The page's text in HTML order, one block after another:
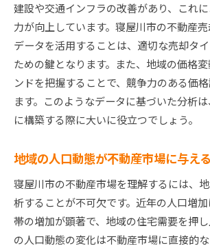
不動産価格に影響を与える経
政策変化が市場に与える影響と
今後の不動産価格変動予測と戦
競合との差別化戦略に役立つ市
地域の発展計画が価格に与える
寝屋川市不動産売却で失敗しないた
避けるべき共通の失敗事例とそ
売却プロセスでの法律的ミス
買手への誤った印象を与えな
売却時期の選定で失敗しない
契約時に注意すべき細かな条項
建設や交通インフラの改善があり、これ
力が向上しています。寝屋川市の不動産
データを活用することは、適切な売却タ
ための鍵となります。また、地域の価格
ンドを把握することで、競争力のある価
ます。このようなデータに基づいた分析
に構築する際に大いに役立つでしょう。
地域の人口動態が不動産市場に与え
寝屋川市の不動産市場を理解するには、
析することが不可欠です。近年の人口増
帯の増加が顕著で、地域の住宅需要を押
の人口動態の変化は不動産市場に直接的